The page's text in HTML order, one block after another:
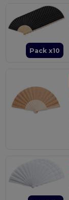
Pack x10